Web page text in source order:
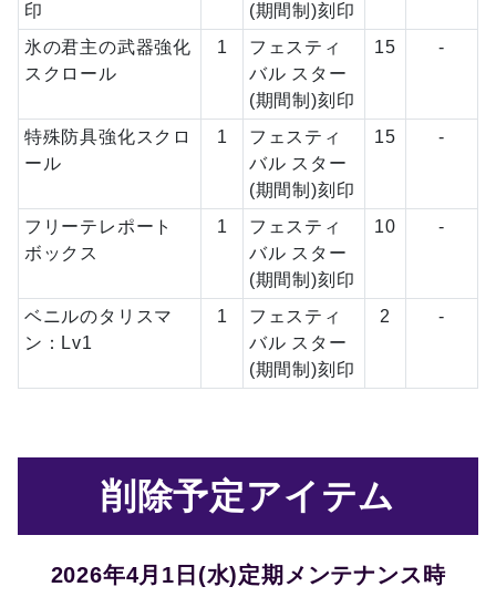
印
(期間制)刻印
氷の君主の武器強化
スクロール
1
フェスティ
バル スター
(期間制)刻印
15 -
特殊防具強化スクロ
ール
1
フェスティ
バル スター
(期間制)刻印
15 -
フリーテレポート
ボックス
1
フェスティ
バル スター
(期間制)刻印
10 -
ベニルのタリスマ
ン：Lv1
1
フェスティ
バル スター
(期間制)刻印
2 -
削除予定アイテム
2026年4月1日(水)定期メンテナンス時